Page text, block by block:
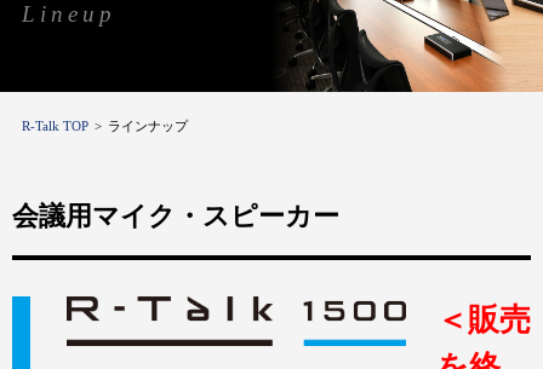
Lineup
R-Talk TOP ラインナップ
会議用マイク・スピーカー
＜販売